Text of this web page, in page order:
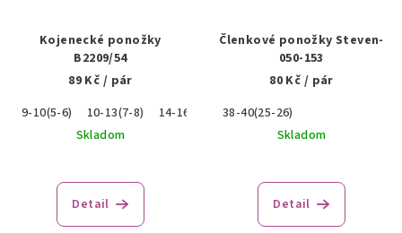
Kojenecké ponožky
B2209/54
89 Kč / pár
9-10(5-6)
10-13(7-8) 14-16(9-10)
17-19(11-12)
Skladom
Detail
Členkové ponožky Steven-
050-153
80 Kč / pár
38-40(25-26)
Skladom
Detail